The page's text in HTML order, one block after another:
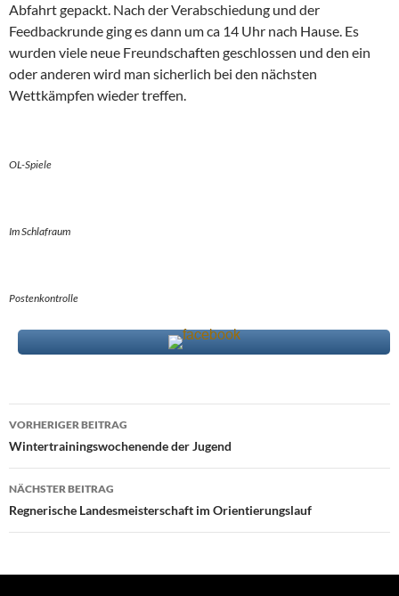
Abfahrt gepackt. Nach der Verabschiedung und der
Feedbackrunde ging es dann um ca 14 Uhr nach Hause. Es
wurden viele neue Freundschaften geschlossen und den ein
oder anderen wird man sicherlich bei den nächsten
Wettkämpfen wieder treffen.
OL-Spiele
Im Schlafraum
Postenkontrolle
Beitragsnavigation
VORHERIGER BEITRAG
Wintertrainingswochenende der Jugend
NÄCHSTER BEITRAG
Regnerische Landesmeisterschaft im Orientierungslauf